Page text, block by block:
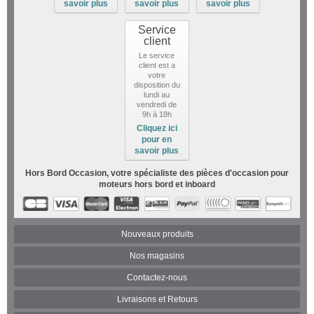
savoir plus
savoir plus
savoir plus
Service
client
Le service
client est a
votre
disposition du
lundi au
vendredi de
9h à 18h
Cliquez ici
pour en
savoir plus
Hors Bord Occasion, votre spécialiste des pièces d'occasion pour
moteurs hors bord et inboard
Nouveaux produits
Nos magasins
Contactez-nous
Livraisons et Retours